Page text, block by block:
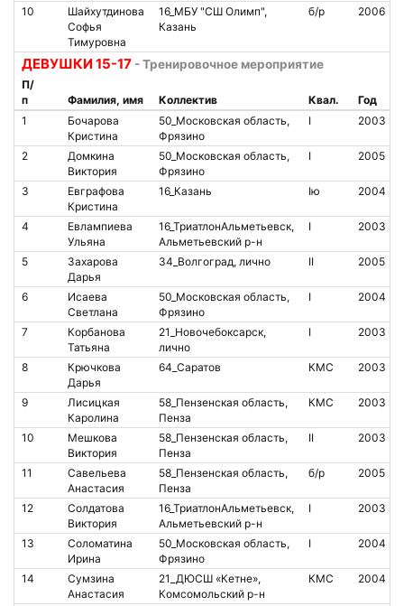
10
Шайхутдинова
Софья
Тимуровна
16_МБУ "СШ Олимп",
Казань
б/р 2006
ДЕВУШКИ 15-17 - Тренировочное мероприятие
П/
п
Фамилия, имя Коллектив Квал. Год
1
Бочарова
Кристина
50_Московская область,
Фрязино
I 2003
2
Домкина
Виктория
50_Московская область,
Фрязино
I 2005
3
Евграфова
Кристина
16_Казань Iю 2004
4
Евлампиева
Ульяна
16_ТриатлонАльметьевск,
Альметьевский р-н
I 2003
5
Захарова
Дарья
34_Волгоград, лично II 2005
6
Исаева
Светлана
50_Московская область,
Фрязино
I 2004
7
Корбанова
Татьяна
21_Новочебоксарск,
лично
I 2003
8
Крючкова
Дарья
64_Саратов КМС 2003
9
Лисицкая
Каролина
58_Пензенская область,
Пенза
КМС 2003
10
Мешкова
Виктория
58_Пензенская область,
Пенза
II 2003
11
Савельева
Анастасия
58_Пензенская область,
Пенза
б/р 2005
12
Солдатова
Виктория
16_ТриатлонАльметьевск,
Альметьевский р-н
I 2003
13
Соломатина
Ирина
50_Московская область,
Фрязино
I 2004
14
Сумзина
Анастасия
21_ДЮСШ «Кетне»,
Комсомольский р-н
КМС 2004